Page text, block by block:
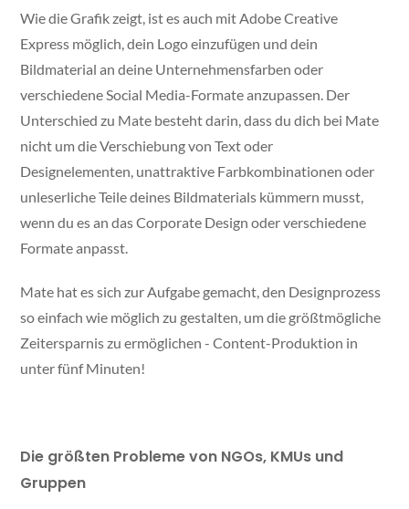
Wie die Grafik zeigt, ist es auch mit Adobe Creative
Express möglich, dein Logo einzufügen und dein
Bildmaterial an deine Unternehmensfarben oder
verschiedene Social Media-Formate anzupassen. Der
Unterschied zu Mate besteht darin, dass du dich bei Mate
nicht um die Verschiebung von Text oder
Designelementen, unattraktive Farbkombinationen oder
unleserliche Teile deines Bildmaterials kümmern musst,
wenn du es an das Corporate Design oder verschiedene
Formate anpasst.
Mate hat es sich zur Aufgabe gemacht, den Designprozess
so einfach wie möglich zu gestalten, um die größtmögliche
Zeitersparnis zu ermöglichen - Content-Produktion in
unter fünf Minuten!
Die größten Probleme von NGOs, KMUs und
Gruppen